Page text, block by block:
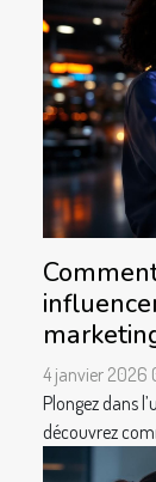
4 janvier 2026
Plongez dans
découvrez